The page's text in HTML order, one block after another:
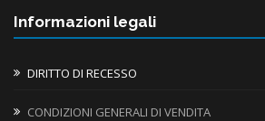
Informazioni legali
DIRITTO DI RECESSO
CONDIZIONI GENERALI DI VENDITA